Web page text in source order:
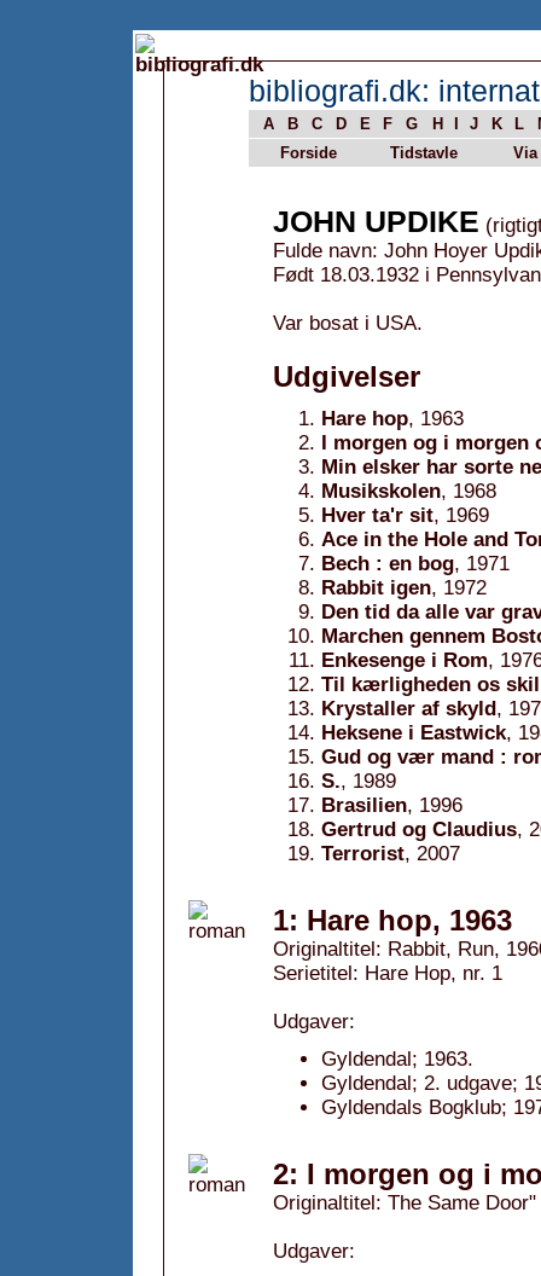
bibliografi.dk:
A B C D E F G H J K L
Forside
Tidstavle Via
JOHN UPDIKE
Fulde navn: John Hoyer
Født 18.03.1932 i
Var bosat i USA.
Udgivelser
Hare hop, 1963
I morgen og i morgen
Min elsker har sorte
Musikskolen, 1968
Hver ta'r sit, 1969
Ace in the Hole and
Bech : en bog, 1971
Rabbit igen, 1972
Den tid da alle var
Marchen gennem
Enkesenge i Rom,
Til kærligheden os
Krystaller af skyld,
Heksene i Eastwick,
Gud og vær mand :
S., 1989
Brasilien, 1996
Gertrud og Claudius,
Terrorist, 2007
1: Hare hop, 1963
Originaltitel: Rabbit, Run,
Serietitel: Hare Hop, nr. 1
Udgaver:
Gyldendal; 1963.
Gyldendal; 2. udgave;
Gyldendals Bogklub;
2: I morgen og i
Originaltitel: The Same
Udgaver: